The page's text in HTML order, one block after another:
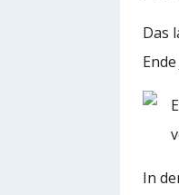
Das
Ende
In